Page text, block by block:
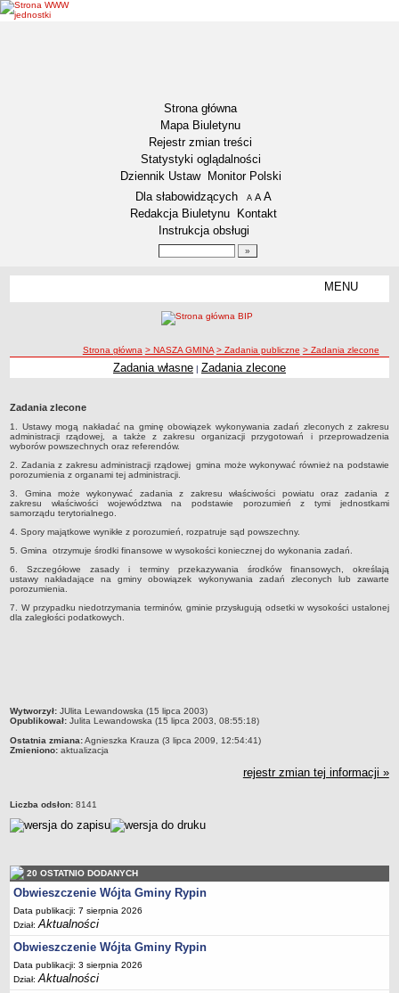
Strona główna
Mapa Biuletynu
Rejestr zmian treści
Statystyki oglądalności
Dziennik Ustaw
Monitor Polski
Menu dodatkowe
Dla słabowidzących A pomniejsz czcionkę
A standardowy rozmiar czcionki
A
Redakcja Biuletynu
Kontakt
Instrukcja obsługi
MENU
Status gminy
Zadania publiczne
Związki i stowarzyszenia
Realizacja zadań publicznych
Rejestr zbiorów danych osobowych
Rejestr instytucji kultury
RODO Klauzule informacyjne
AKTUALNOŚCI I OGŁOSZENIA
URZĄD GMINY
Dane teleadresowe
Pracownicy urzędu - urząd gminy
Kompetencje referatów
Regulamin naboru na wolne stanowiska urzędnicze
Ogłoszenia o naborze na wolne stanowiska urzędnicze
wolne stanowiska urzędnicze
Wyniki naboru na wolne stanowiska urzędnicze
Petycje
Sygnaliści
Raporty o stanie dostępności
ścieżka nawigacji
Strona główna > NASZA GMINA > Zadania publiczne > Zadania zlecone
Zadania własne | Zadania zlecone
Zadania zlecone
1. Ustawy mogą nakładać na gminę obowiązek wykonywania zadań zleconych z zakresu
administracji rządowej, a także z zakresu organizacji przygotowań i przeprowadzenia
wyborów powszechnych oraz referendów.
2. Zadania z zakresu administracji rządowej gmina może wykonywać również na podstawie
porozumienia z organami tej administracji.
3. Gmina może wykonywać zadania z zakresu właściwości powiatu oraz zadania z
zakresu właściwości województwa na podstawie porozumień z tymi jednostkami
samorządu terytorialnego.
4. Spory majątkowe wynikłe z porozumień, rozpatruje sąd powszechny.
5. Gmina otrzymuje środki finansowe w wysokości koniecznej do wykonania zadań.
6. Szczegółowe zasady i terminy przekazywania środków finansowych, określają
ustawy nakładające na gminy obowiązek wykonywania zadań zleconych lub zawarte
porozumienia.
7. W przypadku niedotrzymania terminów, gminie przysługują odsetki w wysokości ustalonej
dla zaległości podatkowych.
metryczka
Wytworzył: JUlita Lewandowska (15 lipca 2003)
Opublikował: Julita Lewandowska (15 lipca 2003, 08:55:18)
Ostatnia zmiana:Agnieszka Krauza (3 lipca 2009, 12:54:41)
Zmieniono: aktualizacja
rejestr zmian tej informacji »
Liczba odsłon: 8141
20 OSTATNIO DODANYCH
Obwieszczenie Wójta Gminy Rypin
Data publikacji: 7 sierpnia 2026
Dział:Aktualności
Obwieszczenie Wójta Gminy Rypin
Data publikacji: 3 sierpnia 2026
Dział:Aktualności